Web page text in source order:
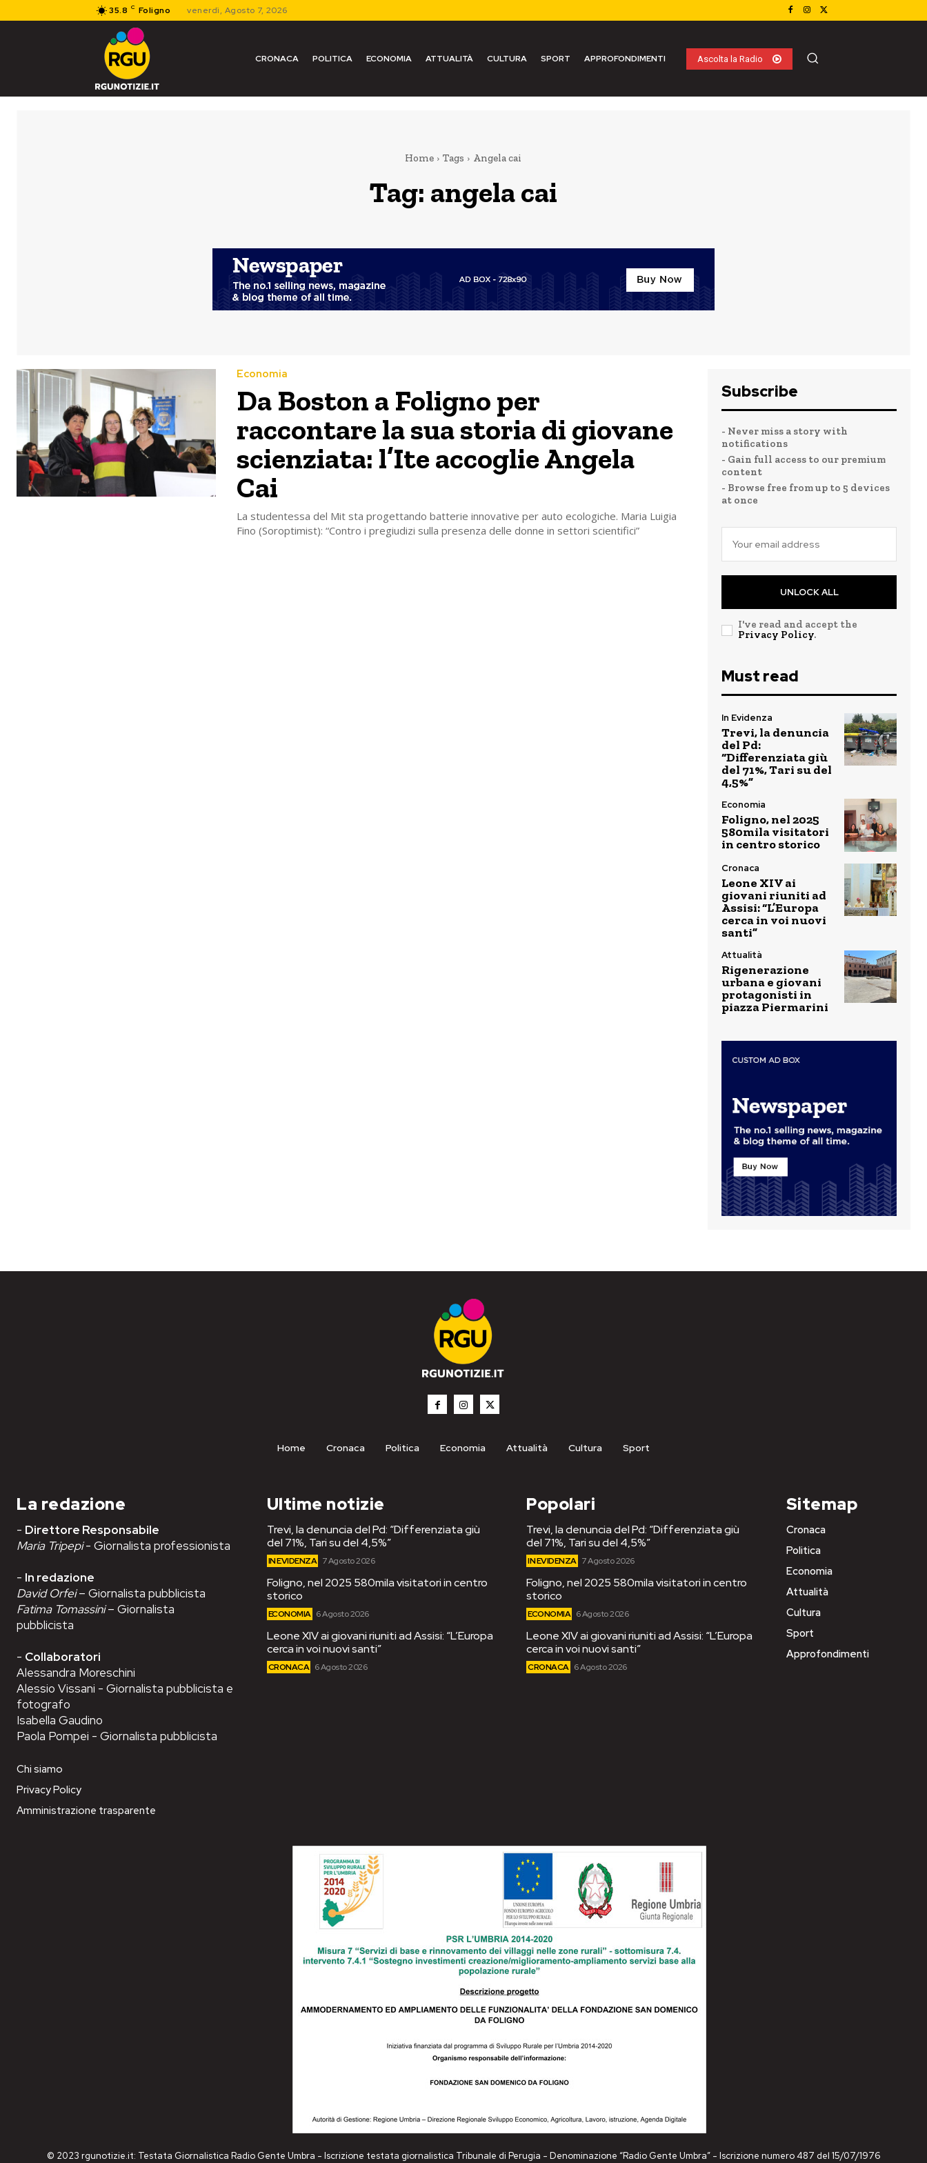
35.8 C Foligno venerdì, Agosto 7, 2026
CRONACA POLITICA ECONOMIA ATTUALITÀ CULTURA SPORT APPROFONDIMENTI Ascolta la Radio
Home Tags Angela cai
Tag: angela cai
Economia
Da Boston a Foligno per
raccontare la sua storia di giovane
scienziata: l’Ite accoglie Angela
Cai
La studentessa del Mit sta progettando batterie innovative per auto ecologiche. Maria Luigia
Fino (Soroptimist): “Contro i pregiudizi sulla presenza delle donne in settori scientifici”
Subscribe
- Never miss a story with
notifications
- Gain full access to our premium
content
- Browse free from up to 5 devices
at once
UNLOCK ALL
I've read and accept the
Privacy Policy.
Must read
In Evidenza
Trevi, la denuncia
del Pd:
“Differenziata giù
del 71%, Tari su del
4,5%”
Economia
Foligno, nel 2025
580mila visitatori
in centro storico
Cronaca
Leone XIV ai
giovani riuniti ad
Assisi: “L’Europa
cerca in voi nuovi
santi”
Attualità
Rigenerazione
urbana e giovani
protagonisti in
piazza Piermarini
Home Cronaca Politica Economia Attualità Cultura Sport
La redazione
- Direttore Responsabile
Maria Tripepi- Giornalista professionista
- In redazione
David Orfei– Giornalista pubblicista
Fatima Tomassini– Giornalista
pubblicista
- Collaboratori
Alessandra Moreschini
Alessio Vissani - Giornalista pubblicista e
fotografo
Isabella Gaudino
Paola Pompei - Giornalista pubblicista
Chi siamo
Privacy Policy
Amministrazione trasparente
Ultime notizie
Trevi, la denuncia del Pd: “Differenziata giù
del 71%, Tari su del 4,5%”
IN EVIDENZA 7 Agosto 2026
Foligno, nel 2025 580mila visitatori in centro
storico
ECONOMIA 6 Agosto 2026
Leone XIV ai giovani riuniti ad Assisi: “L’Europa
cerca in voi nuovi santi”
CRONACA 6 Agosto 2026
Popolari
Trevi, la denuncia del Pd: “Differenziata giù
del 71%, Tari su del 4,5%”
IN EVIDENZA 7 Agosto 2026
Foligno, nel 2025 580mila visitatori in centro
storico
ECONOMIA 6 Agosto 2026
Leone XIV ai giovani riuniti ad Assisi: “L’Europa
cerca in voi nuovi santi”
CRONACA 6 Agosto 2026
Sitemap
Cronaca
Politica
Economia
Attualità
Cultura
Sport
Approfondimenti
© 2023 rgunotizie.it: Testata Giornalistica Radio Gente Umbra - Iscrizione testata giornalistica Tribunale di Perugia - Denominazione “Radio Gente Umbra” - Iscrizione numero 487 del 15/07/1976